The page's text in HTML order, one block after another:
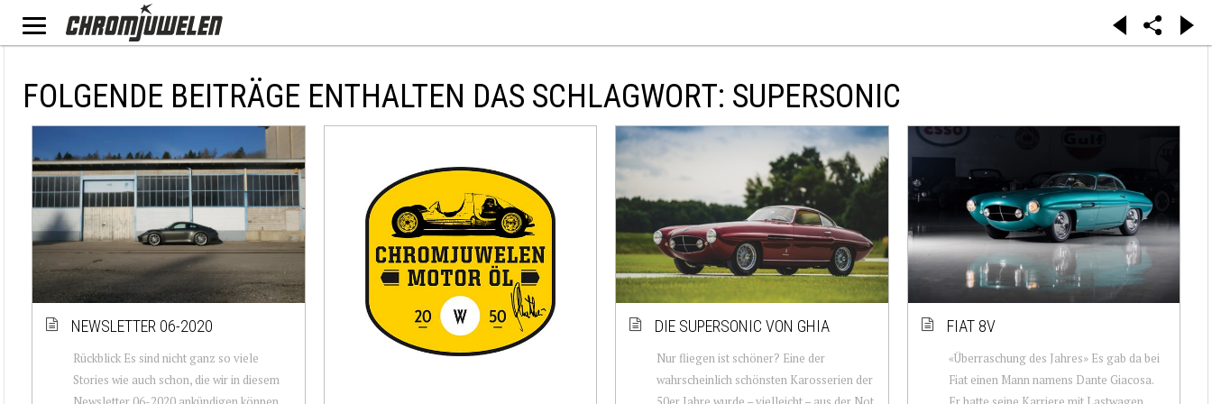
FOLGENDE BEITRÄGE ENTHALTEN DAS SCHLAGWORT: SUPERSONIC
NEWSLETTER 06-2020
Rückblick Es sind nicht ganz so viele
Stories wie auch schon, die wir in diesem
DIE SUPERSONIC VON GHIA
Nur fliegen ist schöner? Eine der
wahrscheinlich schönsten Karosserien der
FIAT 8V
«Überraschung des Jahres» Es gab da bei
Fiat einen Mann namens Dante Giacosa.